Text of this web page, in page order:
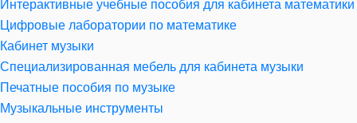
Интерактивные учебные пособия для кабинета математики
Цифровые лаборатории по математике
Кабинет музыки
Специализированная мебель для кабинета музыки
Печатные пособия по музыке
Музыкальные инструменты